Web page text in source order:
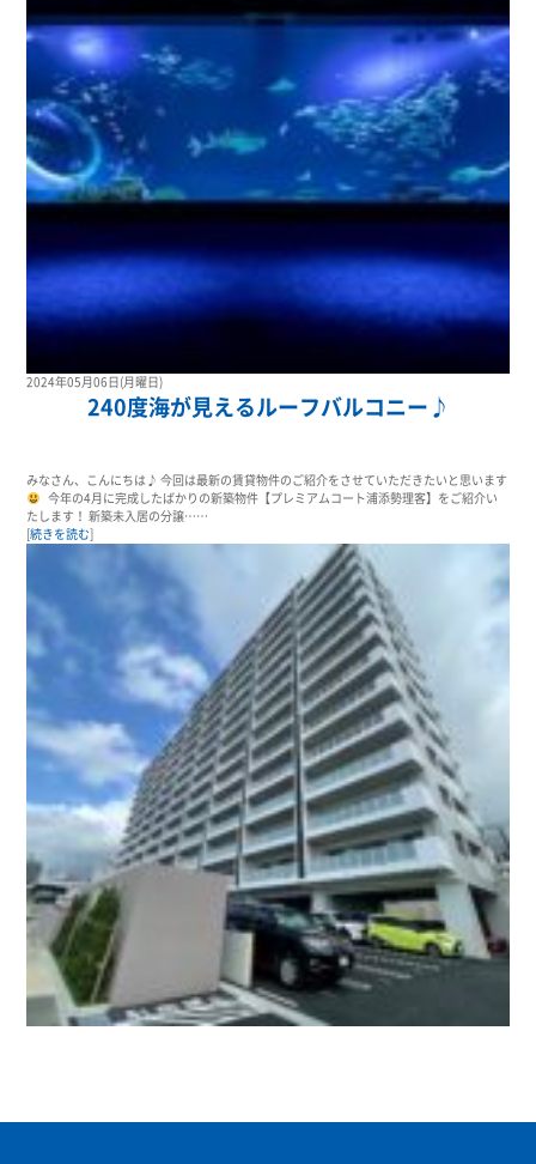
2024年05月06日(月曜日)
240度海が見えるルーフバルコニー♪
みなさん、こんにちは♪ 今回は最新の賃貸物件のご紹介をさせていただきたいと思います
今年の4月に完成したばかりの新築物件【プレミアムコート浦添勢理客】をご紹介い
たします！ 新築未入居の分譲……
[続きを読む